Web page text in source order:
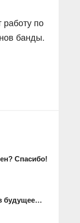
по
банды.
Спасибо!
будущее…